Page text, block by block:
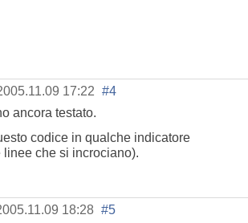
17:22 #4
ancora testato.
codice in qualche indicatore
che si incrociano).
18:28 #5